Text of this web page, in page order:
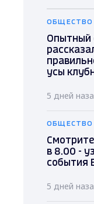
ОБЩЕСТВО
Опытный
усы
5 дней
ОБЩЕСТВО
в 8.00 -
события
5 дней